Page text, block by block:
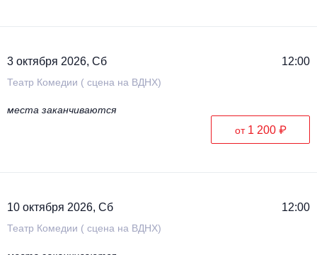
3 октября 2026, Сб 12:00
Театр Комедии ( сцена на ВДНХ)
места заканчиваются
от 1 200 ₽
10 октября 2026, Сб 12:00
Театр Комедии ( сцена на ВДНХ)